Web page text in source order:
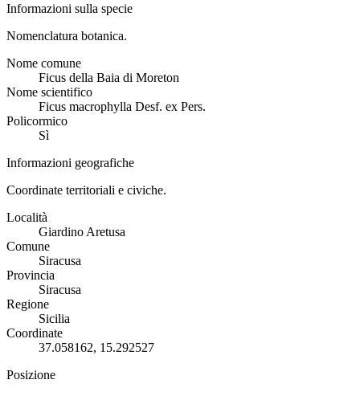
Informazioni sulla specie
Nomenclatura botanica.
Nome comune
Ficus della Baia di Moreton
Nome scientifico
Ficus macrophylla Desf. ex Pers.
Policormico
Sì
Informazioni geografiche
Coordinate territoriali e civiche.
Località
Giardino Aretusa
Comune
Siracusa
Provincia
Siracusa
Regione
Sicilia
Coordinate
37.058162, 15.292527
Posizione